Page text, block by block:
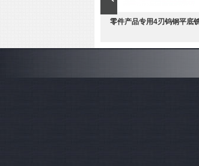
零件产品专用4刃钨钢平底